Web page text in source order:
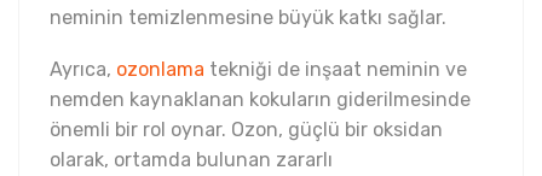
neminin temizlenmesine büyük katkı sağlar.
Ayrıca, ozonlama tekniği de inşaat neminin ve
nemden kaynaklanan kokuların giderilmesinde
önemli bir rol oynar. Ozon, güçlü bir oksidan
olarak, ortamda bulunan zararlı